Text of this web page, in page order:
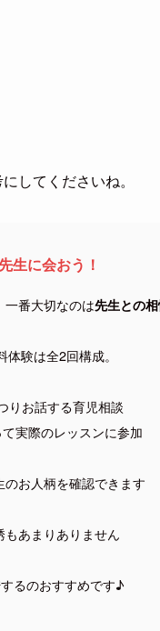
してくださいね。
生に会おう！
番大切なのは先生との
験は全2回構成。
りお話する育児相談
実際のレッスンに参加
お人柄を確認できます
あまりありません
するのおすすめです♪